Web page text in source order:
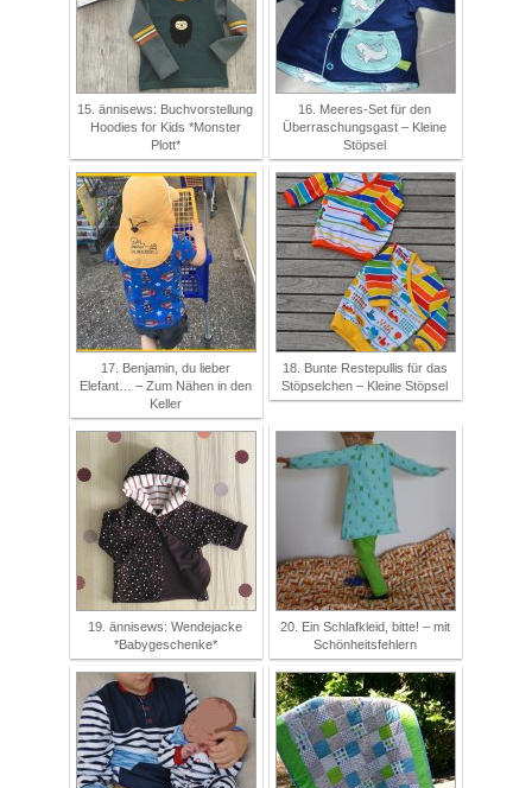
15. ännisews: Buchvorstellung
Hoodies for Kids *Monster
Plott*
16. Meeres-Set für den
Überraschungsgast – Kleine
Stöpsel
17. Benjamin, du lieber
Elefant… – Zum Nähen in den
Keller
18. Bunte Restepullis für das
Stöpselchen – Kleine Stöpsel
19. ännisews: Wendejacke
*Babygeschenke*
20. Ein Schlafkleid, bitte! – mit
Schönheitsfehlern